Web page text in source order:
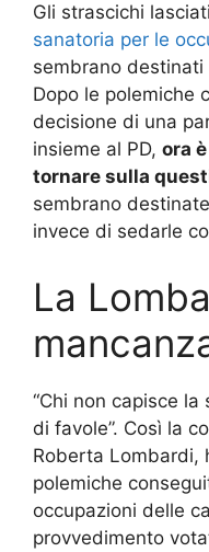
Gli strascichi
sanatoria per le
sembrano destinati
Dopo le polemiche
decisione di una
insieme al PD, ora
tornare sulla
sembrano
invece di sedarle
La
“Chi non capisce
di favole”. Così la
Roberta Lombardi,
polemiche
occupazioni delle
provvedimento